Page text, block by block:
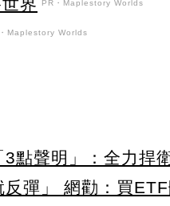
PR・Maplestory Worlds
Maplestory Worlds
點聲明」：全力捍
彈」 網勸：買